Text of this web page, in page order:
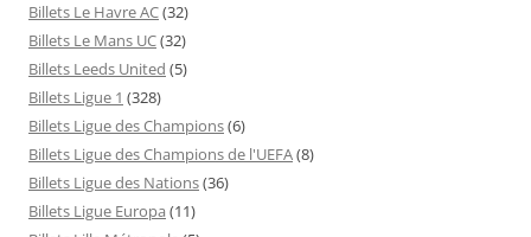
Billets Le Havre AC(32)
Billets Le Mans UC(32)
Billets Leeds United (5)
Billets Ligue 1 (328)
Billets Ligue des Champions(6)
Billets Ligue des Champions de l'UEFA(8)
Billets Ligue des Nations(36)
Billets Ligue Europa (11)